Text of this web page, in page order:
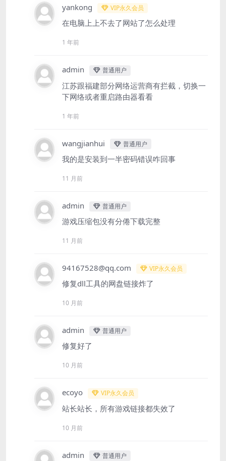
yankong VIP永久会员
在电脑上上不去了网站了怎么处理
1 年前
admin 普通用户
江苏跟福建部分网络运营商有拦截，切换一
下网络或者重启路由器看看
1 年前
wangjianhui 普通用户
我的是安装到一半密码错误咋回事
11 月前
admin 普通用户
游戏压缩包没有分倦下载完整
11 月前
94167528@qq.com VIP永久会员
修复dll工具的网盘链接炸了
10 月前
admin 普通用户
修复好了
10 月前
ecoyo VIP永久会员
站长站长，所有游戏链接都失效了
10 月前
admin 普通用户